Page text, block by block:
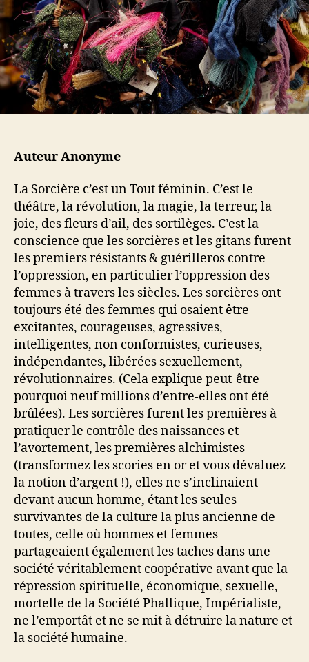
a
r
t
i
c
l
e
t
i
c
l
e
t
e
W
.
I
.
T
.
Auteur Anonyme
La Sorcière c’est un Tout féminin. C’est le
théâtre, la révolution, la magie, la terreur, la
joie, des fleurs d’ail, des sortilèges. C’est la
conscience que les sorcières et les gitans furent
les premiers résistants & guérilleros contre
l’oppression, en particulier l’oppression des
femmes à travers les siècles. Les sorcières ont
toujours été des femmes qui osaient être
excitantes, courageuses, agressives,
intelligentes, non conformistes, curieuses,
indépendantes, libérées sexuellement,
révolutionnaires. (Cela explique peut-être
pourquoi neuf millions d’entre-elles ont été
brûlées). Les sorcières furent les premières à
pratiquer le contrôle des naissances et
l’avortement, les premières alchimistes
(transformez les scories en or et vous dévaluez
la notion d’argent !), elles ne s’inclinaient
devant aucun homme, étant les seules
survivantes de la culture la plus ancienne de
toutes, celle où hommes et femmes
partageaient également les taches dans une
société véritablement coopérative avant que la
répression spirituelle, économique, sexuelle,
mortelle de la Société Phallique, Impérialiste,
ne l’emportât et ne se mit à détruire la nature et
la société humaine.